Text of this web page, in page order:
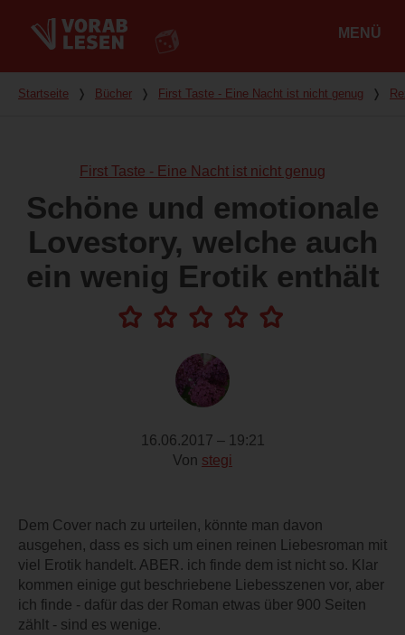
MENÜ
Du bist hier
Startseite ❭ Bücher ❭ First Taste - Eine Nacht ist nicht genug ❭
First Taste - Eine Nacht ist nicht genug
Schöne und emotionale
Lovestory, welche auch
ein wenig Erotik enthält
16.06.2017 – 19:21
Von stegi
Dem Cover nach zu urteilen, könnte man davon
ausgehen, dass es sich um einen reinen Liebesroman mit
viel Erotik handelt. ABER. ich finde dem ist nicht so. Klar
kommen einige gut beschriebene Liebesszenen vor, aber
ich finde - dafür das der Roman etwas über 900 Seiten
zählt - sind es wenige.